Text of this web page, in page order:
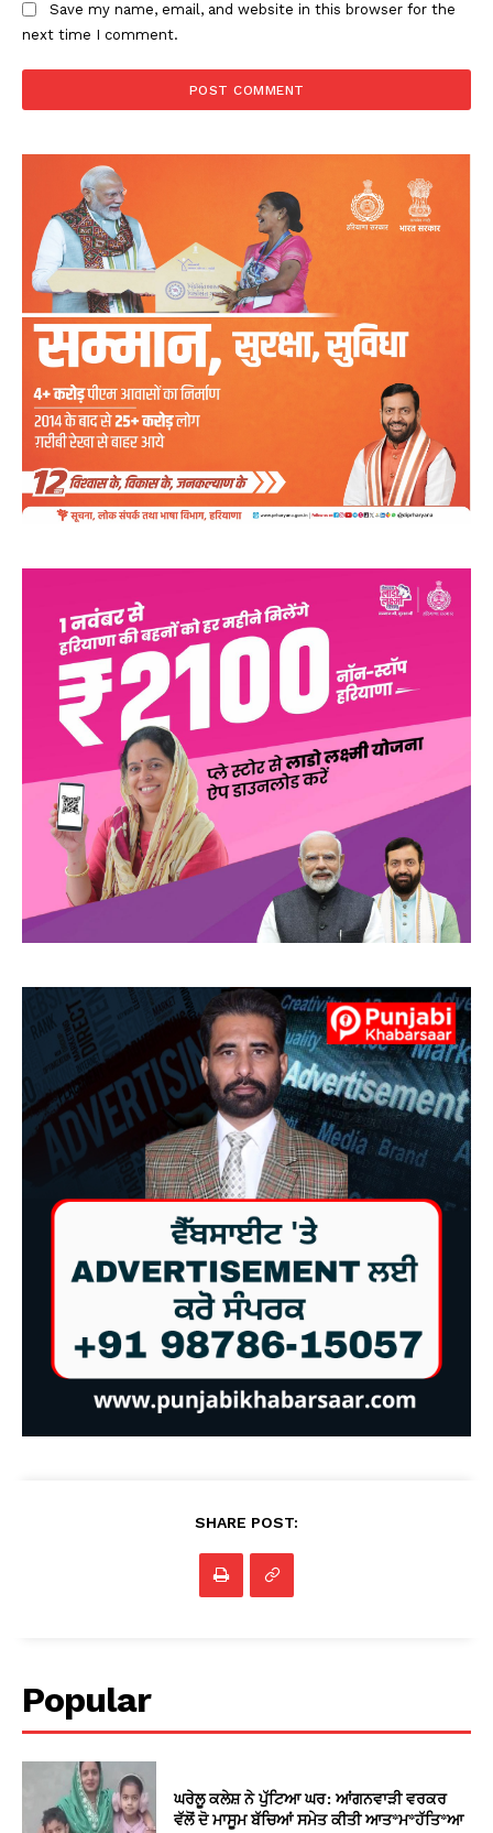
Save my name, email, and website in this browser for the
next time I comment.
SHARE POST:
Popular
ਘਰੇਲੂ ਕਲੇਸ਼ ਨੇ ਪੁੱਟਿਆ ਘਰ: ਆਂਗਨਵਾੜੀ ਵਰਕਰ
ਵੱਲੋਂ ਦੋ ਮਾਸੂਮ ਬੱਚਿਆਂ ਸਮੇਤ ਕੀਤੀ ਆਤ*ਮ*ਹੱਤਿ*ਆ